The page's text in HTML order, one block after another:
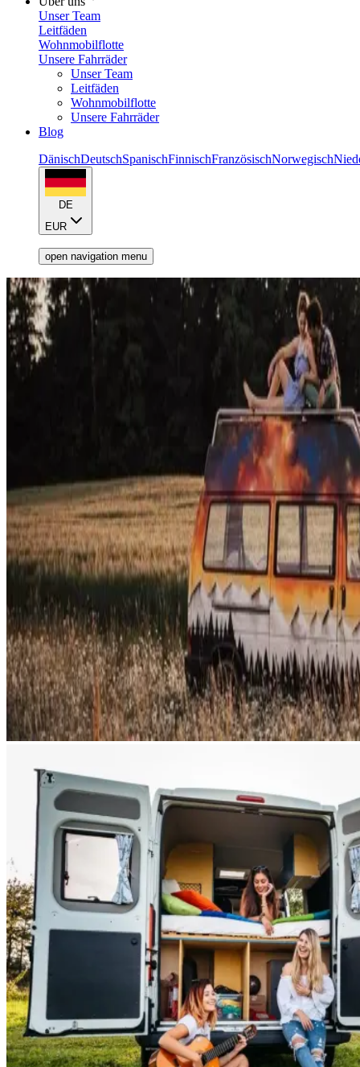
Unser Team
Leitfäden
Wohnmobilflotte
Unsere Fahrräder
Unser Team
Leitfäden
Wohnmobilflotte
Unsere Fahrräder
Blog
DänischDeutschSpanischFinnischFranzösischNorwegisch
DE
EUR
open navigation menu